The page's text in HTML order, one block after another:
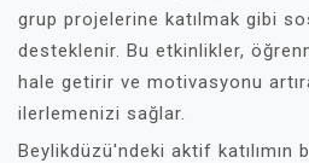
grup projelerine katılmak gibi
desteklenir. Bu etkinlikler,
hale getirir ve motivasyonu
ilerlemenizi sağlar.
Beylikdüzü'ndeki aktif katılımın